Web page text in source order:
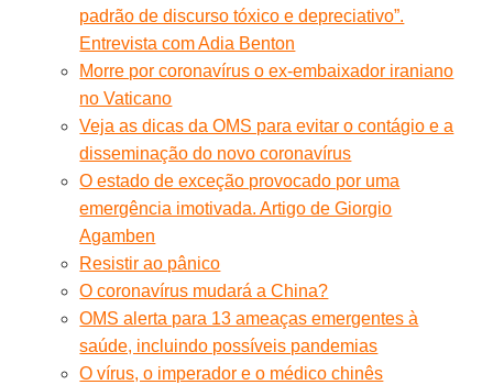
padrão de discurso tóxico e depreciativo”.
Entrevista com Adia Benton
Morre por coronavírus o ex-embaixador iraniano
no Vaticano
Veja as dicas da OMS para evitar o contágio e a
disseminação do novo coronavírus
O estado de exceção provocado por uma
emergência imotivada. Artigo de Giorgio
Agamben
Resistir ao pânico
O coronavírus mudará a China?
OMS alerta para 13 ameaças emergentes à
saúde, incluindo possíveis pandemias
O vírus, o imperador e o médico chinês